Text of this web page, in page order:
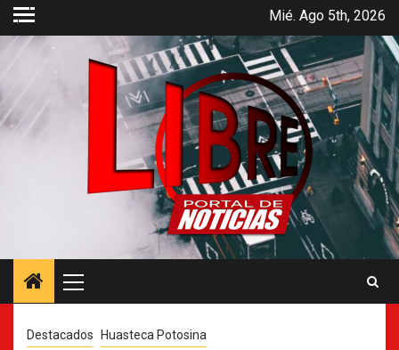
Saltar
contenido
Mié. Ago 5th, 2026
principal
Destacados Huasteca Potosina